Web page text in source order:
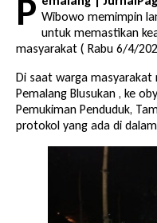
P Wibowo memimpin
untuk memastikan
masyarakat ( Rabu 6/4/
Di saat warga masyarakat
Pemalang Blusukan , ke
Pemukiman Penduduk,
protokol yang ada di